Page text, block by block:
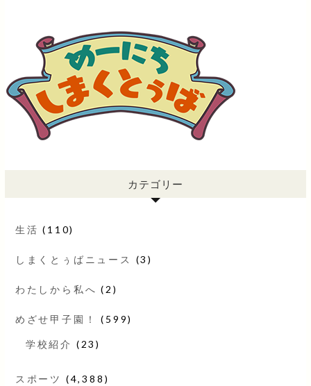
カテゴリー
生活 (110)
しまくとぅばニュース (3)
わたしから私へ (2)
めざせ甲子園！ (599)
学校紹介 (23)
スポーツ (4,388)